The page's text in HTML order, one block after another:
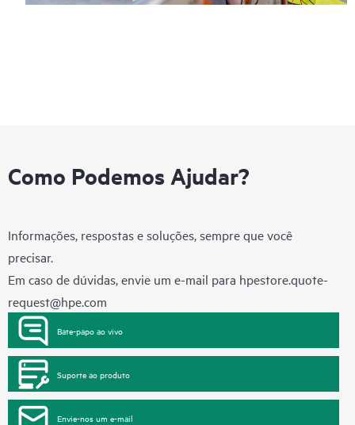
Como Podemos Ajudar?
Informações, respostas e soluções, sempre que você
precisar.
Em caso de dúvidas, envie um e-mail para hpestore.quote-
request@hpe.com
Bate-papo ao vivo
Suporte ao produto
Envie-nos um e-mail